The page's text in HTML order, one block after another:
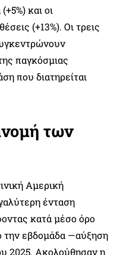
και οι
(+13%). Οι τρεις
παγκόσμιας
που διατηρείται
των
Αμερική
ένταση
κατά μέσο όρο
την εβδομάδα —αύξηση
2025. Ακολούθησαν η